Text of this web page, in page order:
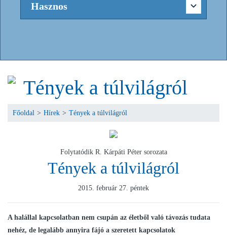
Hasznos
Tények a túlvilágról
Főoldal > Hírek > Tények a túlvilágról
Folytatódik R. Kárpáti Péter sorozata
Tények a túlvilágról
2015. február 27. péntek
A halállal kapcsolatban nem csupán az életből való távozás tudata
nehéz, de legalább annyira fájó a szeretett kapcsolatok